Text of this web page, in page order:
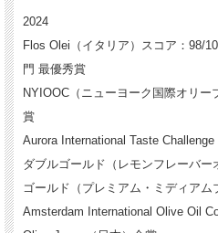
2024
Flos Olei（イタリア）スコア：98/
門 最優秀賞
NYIOOC（ニューヨーク国際オリ
賞
Aurora International Taste Challenge
ダブルゴールド（レモンフレーバー
ゴールド（プレミアム・ミディアム
Amsterdam International Olive Oil